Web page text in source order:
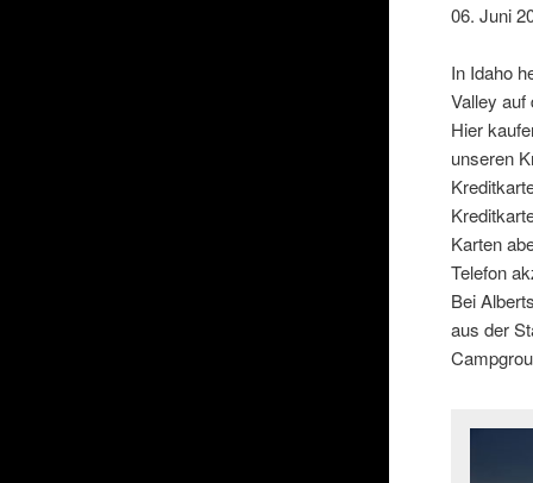
06. Juni
In Idaho
Valley auf
Hier
unseren
Karten
Telefon
Bei
aus der